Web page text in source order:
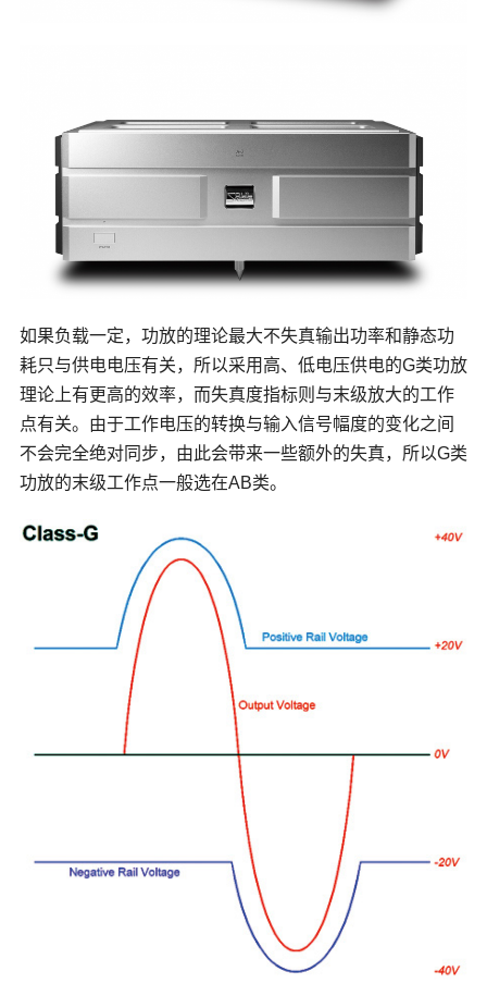
如果负载一定，功放的理论最大不失真输出功率和静态功
耗只与供电电压有关，所以采用高、低电压供电的G类功放
理论上有更高的效率，而失真度指标则与末级放大的工作
点有关。由于工作电压的转换与输入信号幅度的变化之间
不会完全绝对同步，由此会带来一些额外的失真，所以G类
功放的末级工作点一般选在AB类。